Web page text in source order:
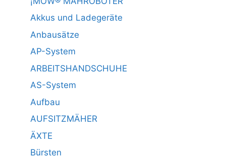
Akkus und Ladegeräte
Anbausätze
AP-System
ARBEITSHANDSCHUHE
AS-System
Aufbau
AUFSITZMÄHER
ÄXTE
Bürsten